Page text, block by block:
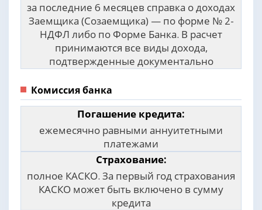
за последние 6 месяцев справка о доходах
Заемщика (Созаемщика) — по форме № 2-
НДФЛ либо по Форме Банка. В расчет
принимаются все виды дохода,
подтвержденные документально
Комиссия банка
Погашение кредита:
ежемесячно равными аннуитетными
платежами
Страхование:
полное КАСКО. За первый год страхования
КАСКО может быть включено в сумму
кредита